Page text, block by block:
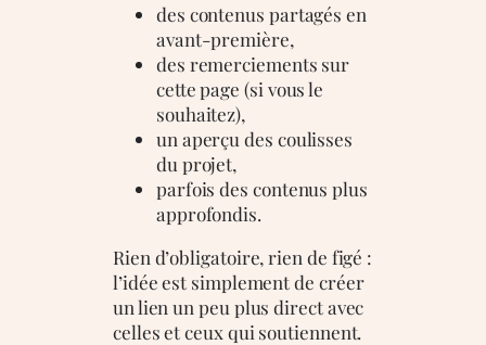
des contenus partagés en
avant-première,
des remerciements sur
cette page (si vous le
souhaitez),
un aperçu des coulisses
du projet,
parfois des contenus plus
approfondis.
Rien d’obligatoire, rien de figé :
l’idée est simplement de créer
un lien un peu plus direct avec
celles et ceux qui soutiennent.